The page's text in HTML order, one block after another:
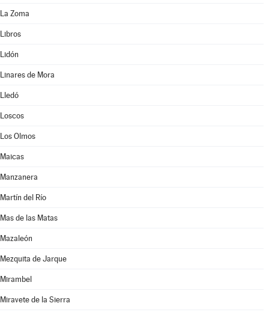
La Zoma
Libros
Lidón
Linares de Mora
Lledó
Loscos
Los Olmos
Maicas
Manzanera
Martín del Río
Mas de las Matas
Mazaleón
Mezquita de Jarque
Mirambel
Miravete de la Sierra